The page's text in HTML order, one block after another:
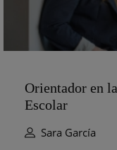
Orientador en
Escolar
Sara García